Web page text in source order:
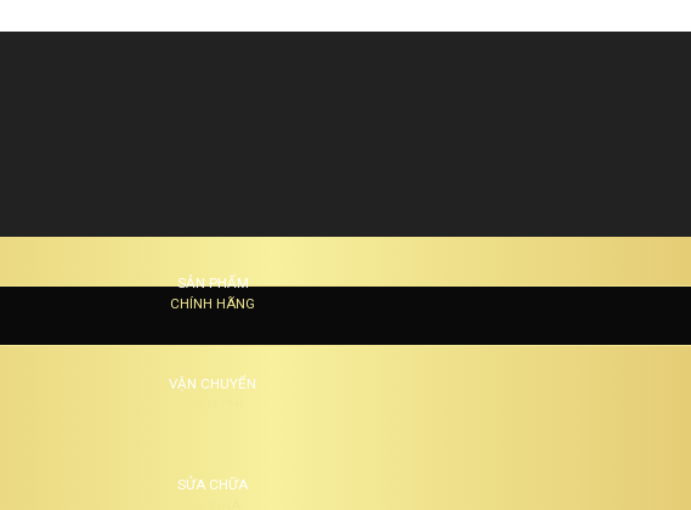
SẢN PHẨM
CHÍNH HÃNG
VẬN CHUYỂN
SỬA CHỮA